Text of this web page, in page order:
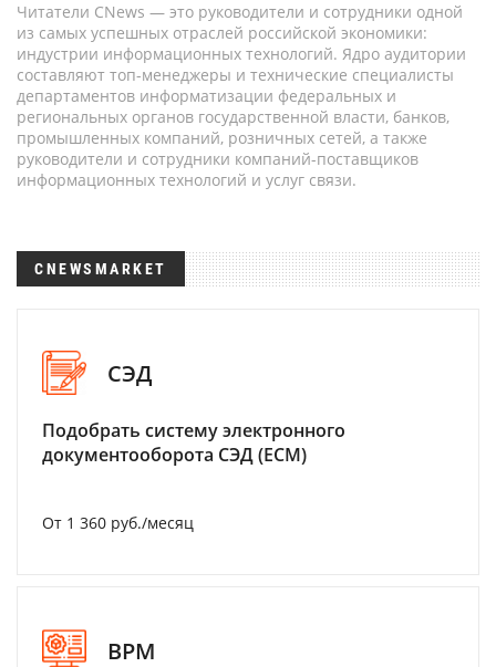
Читатели CNews — это руководители и сотрудники одной
из самых успешных отраслей российской экономики:
индустрии информационных технологий. Ядро аудитории
составляют топ-менеджеры и технические специалисты
департаментов информатизации федеральных и
региональных органов государственной власти, банков,
промышленных компаний, розничных сетей, а также
руководители и сотрудники компаний-поставщиков
информационных технологий и услуг связи.
CNEWSMARKET
СЭД
Подобрать систему электронного
документооборота СЭД (ECM)
От 1 360 руб./месяц
BPM